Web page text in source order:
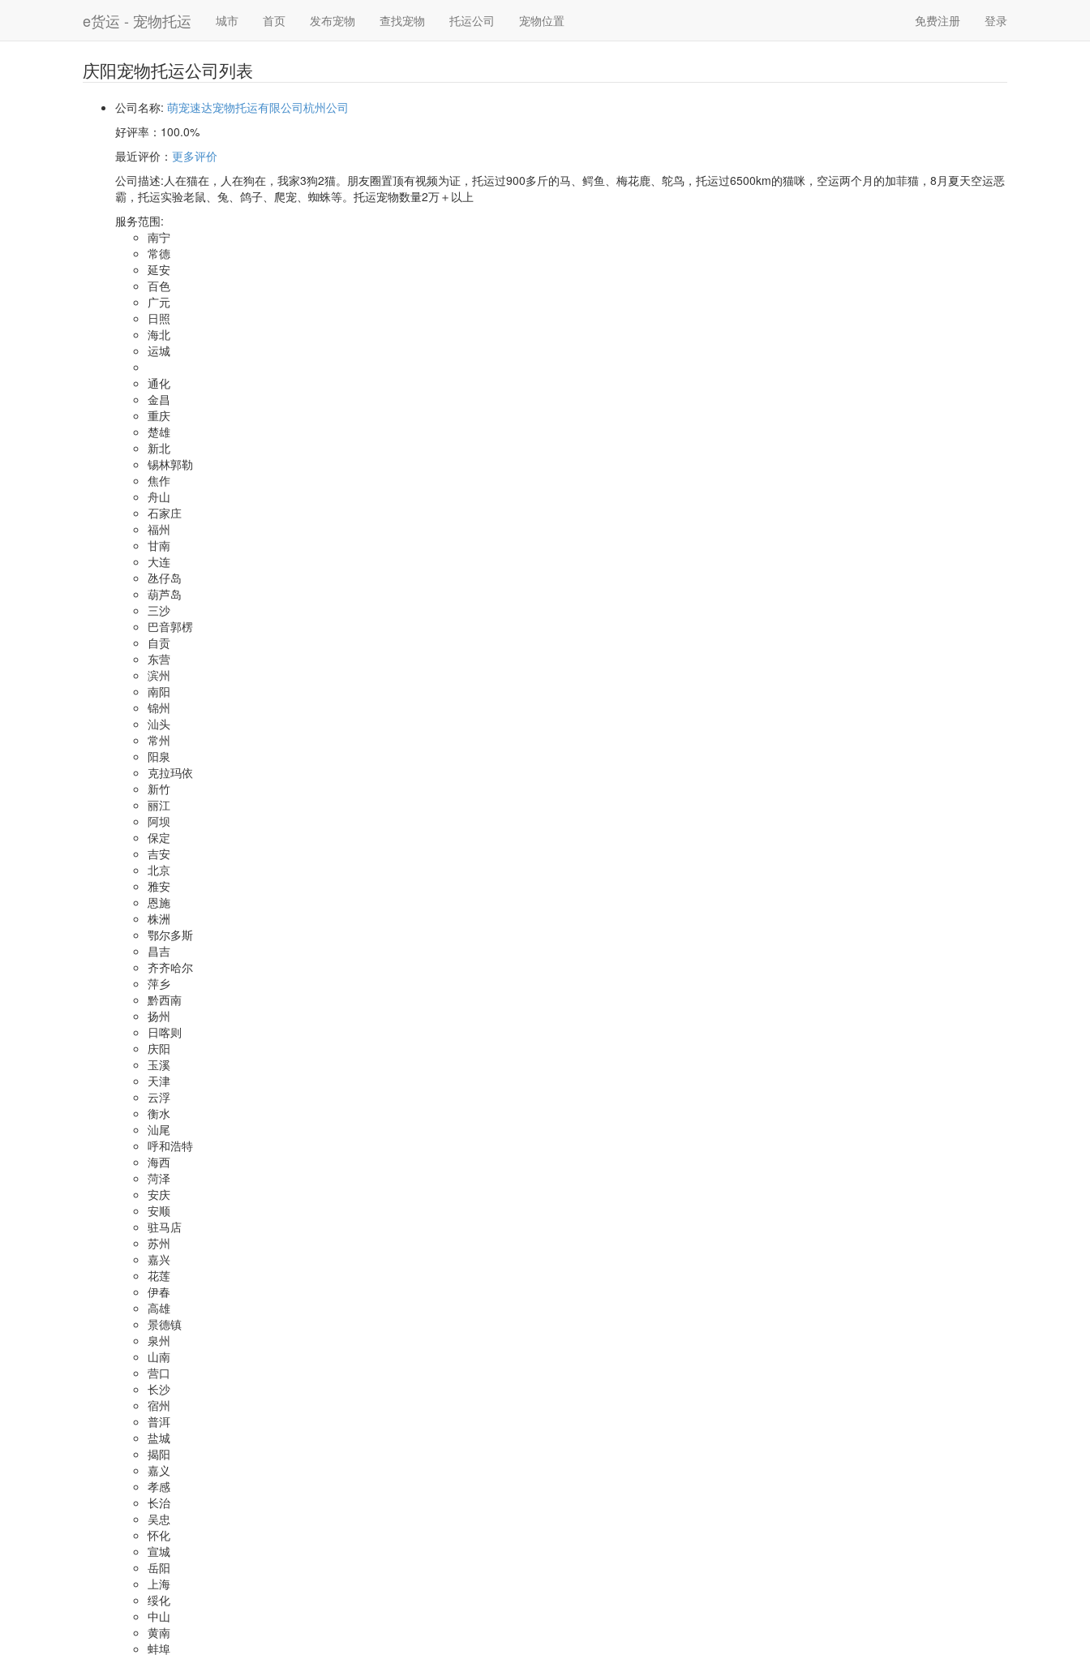
e货运 - 宠物托运 城市 首页 发布宠物 查找宠物 托运公司 宠物位置 免费注册 登录
庆阳宠物托运公司列表
公司名称: 萌宠速达宠物托运有限公司杭州公司
好评率： 100.0%
最近评价 ： 更多评价
公司描述:人在猫在，人在狗在，我家3狗2猫。朋友圈置顶有视频为证，托运过900多斤的马、鳄鱼、梅花鹿、鸵鸟，托运过6500km的猫咪，空运两个月的加菲猫，8月夏天空运恶
霸，托运实验老鼠、兔、鸽子、爬宠、蜘蛛等。托运宠物数量2万＋以上
服务范围:
南宁
常德
延安
百色
广元
日照
海北
运城
通化
金昌
重庆
楚雄
新北
锡林郭勒
焦作
舟山
石家庄
福州
甘南
大连
氹仔岛
葫芦岛
三沙
巴音郭楞
自贡
东营
滨州
南阳
锦州
汕头
常州
阳泉
克拉玛依
新竹
丽江
阿坝
保定
吉安
北京
雅安
恩施
株洲
鄂尔多斯
昌吉
齐齐哈尔
萍乡
黔西南
扬州
日喀则
庆阳
玉溪
天津
云浮
衡水
汕尾
呼和浩特
海西
菏泽
安庆
安顺
驻马店
苏州
嘉兴
花莲
伊春
高雄
景德镇
泉州
山南
营口
长沙
宿州
普洱
盐城
揭阳
嘉义
孝感
长治
吴忠
怀化
宣城
岳阳
上海
绥化
中山
黄南
蚌埠